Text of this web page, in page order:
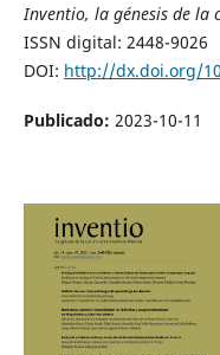
Inventio, la génesis de
ISSN digital: 2448-9026
DOI: http://dx.doi.org/
Publicado: 2023-10-11